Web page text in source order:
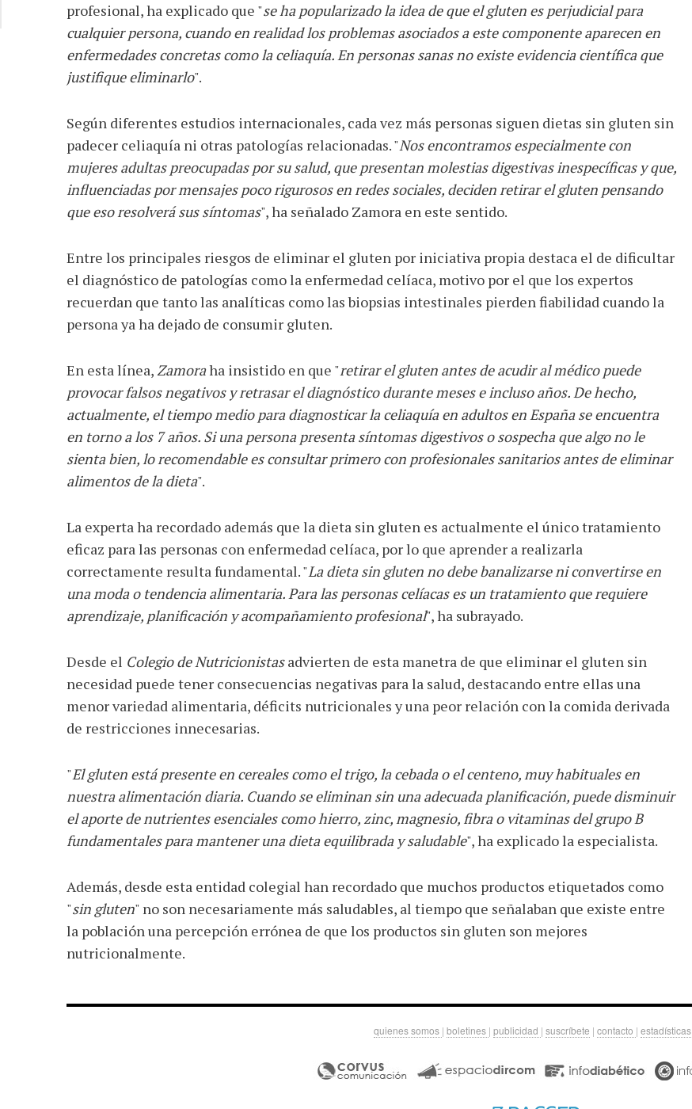
profesional, ha explicado que "se ha popularizado la idea de que el gluten es perjudicial para
cualquier persona, cuando en realidad los problemas asociados a este componente aparecen en
enfermedades concretas como la celiaquía. En personas sanas no existe evidencia científica que
justifique eliminarlo".
Según diferentes estudios internacionales, cada vez más personas siguen dietas sin gluten sin
padecer celiaquía ni otras patologías relacionadas. "Nos encontramos especialmente con
mujeres adultas preocupadas por su salud, que presentan molestias digestivas inespecíficas y que,
influenciadas por mensajes poco rigurosos en redes sociales, deciden retirar el gluten pensando
que eso resolverá sus síntomas", ha señalado Zamora en este sentido.
Entre los principales riesgos de eliminar el gluten por iniciativa propia destaca el de dificultar
el diagnóstico de patologías como la enfermedad celíaca, motivo por el que los expertos
recuerdan que tanto las analíticas como las biopsias intestinales pierden fiabilidad cuando la
persona ya ha dejado de consumir gluten.
En esta línea,Zamoraha insistido en que "retirar el gluten antes de acudir al médico puede
provocar falsos negativos y retrasar el diagnóstico durante meses e incluso años. De hecho,
actualmente, el tiempo medio para diagnosticar la celiaquía en adultos en España se encuentra
en torno a los 7 años. Si una persona presenta síntomas digestivos o sospecha que algo no le
sienta bien, lo recomendable es consultar primero con profesionales sanitarios antes de eliminar
alimentos de la dieta".
La experta ha recordado además que la dieta sin gluten es actualmente el único tratamiento
eficaz para las personas con enfermedad celíaca, por lo que aprender a realizarla
correctamente resulta fundamental. "La dieta sin gluten no debe banalizarse ni convertirse en
una moda o tendencia alimentaria. Para las personas celíacas es un tratamiento que requiere
aprendizaje, planificación y acompañamiento profesional", ha subrayado.
Desde el Colegio de Nutricionistasadvierten de esta manetra de que eliminar el gluten sin
necesidad puede tener consecuencias negativas para la salud, destacando entre ellas una
menor variedad alimentaria, déficits nutricionales y una peor relación con la comida derivada
de restricciones innecesarias.
"El gluten está presente en cereales como el trigo, la cebada o el centeno, muy habituales en
nuestra alimentación diaria. Cuando se eliminan sin una adecuada planificación, puede disminuir
el aporte de nutrientes esenciales como hierro, zinc, magnesio, fibra o vitaminas del grupo B
fundamentales para mantener una dieta equilibrada y saludable", ha explicado la especialista.
Además, desde esta entidad colegial han recordado que muchos productos etiquetados como
"sin gluten" no son necesariamente más saludables, al tiempo que señalaban que existe entre
la población una percepción errónea de que los productos sin gluten son mejores
nutricionalmente.
quienes somos | boletines | publicidad | suscríbete | contacto | estadísticas